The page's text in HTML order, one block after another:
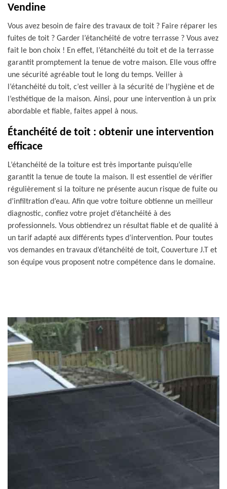
Vendine
Vous avez besoin de faire des travaux de toit ? Faire réparer les
fuites de toit ? Garder l’étanchéité de votre terrasse ? Vous avez
fait le bon choix ! En effet, l’étanchéité du toit et de la terrasse
garantit promptement la tenue de votre maison. Elle vous offre
une sécurité agréable tout le long du temps. Veiller à
l’étanchéité du toit, c’est veiller à la sécurité de l’hygiène et de
l’esthétique de la maison. Ainsi, pour une intervention à un prix
abordable et fiable, faites appel à nous.
Étanchéité de toit : obtenir une intervention
efficace
L’étanchéité de la toiture est très importante puisqu’elle
garantit la tenue de toute la maison. Il est essentiel de vérifier
régulièrement si la toiture ne présente aucun risque de fuite ou
d’infiltration d’eau. Afin que votre toiture obtienne un meilleur
diagnostic, confiez votre projet d’étanchéité à des
professionnels. Vous obtiendrez un résultat fiable et de qualité à
un tarif adapté aux différents types d’intervention. Pour toutes
vos demandes en travaux d’étanchéité de toit, Couverture J.T et
son équipe vous proposent notre compétence dans le domaine.